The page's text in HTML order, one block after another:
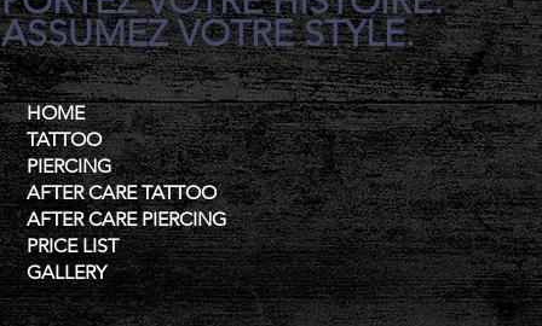
ASSUMEZ VOTRE STYLE.
HOME
TATTOO
PIERCING
AFTER CARE TATTOO
AFTER CARE PIERCING
PRICE LIST
GALLERY